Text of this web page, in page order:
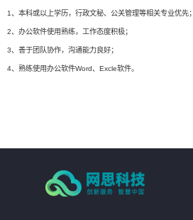
1、本科或以上学历，行政文秘、公关管理等相关专业优先；
2、办公软件使用熟练，工作态度积极；
3、善于团队协作，沟通能力良好；
4、熟练使用办公软件Word、Excle软件。